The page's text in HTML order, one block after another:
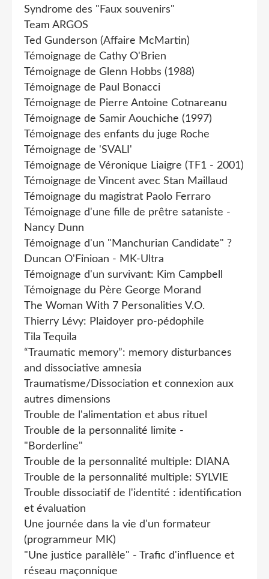
Syndrome des "Faux souvenirs"
Team ARGOS
Ted Gunderson (Affaire McMartin)
Témoignage de Cathy O'Brien
Témoignage de Glenn Hobbs (1988)
Témoignage de Paul Bonacci
Témoignage de Pierre Antoine Cotnareanu
Témoignage de Samir Aouchiche (1997)
Témoignage des enfants du juge Roche
Témoignage de 'SVALI'
Témoignage de Véronique Liaigre (TF1 - 2001)
Témoignage de Vincent avec Stan Maillaud
Témoignage du magistrat Paolo Ferraro
Témoignage d'une fille de prêtre sataniste -
Nancy Dunn
Témoignage d'un "Manchurian Candidate" ?
Duncan O'Finioan - MK-Ultra
Témoignage d'un survivant: Kim Campbell
Témoignage du Père George Morand
The Woman With 7 Personalities V.O.
Thierry Lévy: Plaidoyer pro-pédophile
Tila Tequila
“Traumatic memory”: memory disturbances
and dissociative amnesia
Traumatisme/Dissociation et connexion aux
autres dimensions
Trouble de l'alimentation et abus rituel
Trouble de la personnalité limite -
"Borderline"
Trouble de la personnalité multiple: DIANA
Trouble de la personnalité multiple: SYLVIE
Trouble dissociatif de l'identité : identification
et évaluation
Une journée dans la vie d'un formateur
(programmeur MK)
"Une justice parallèle" - Trafic d'influence et
réseau maçonnique